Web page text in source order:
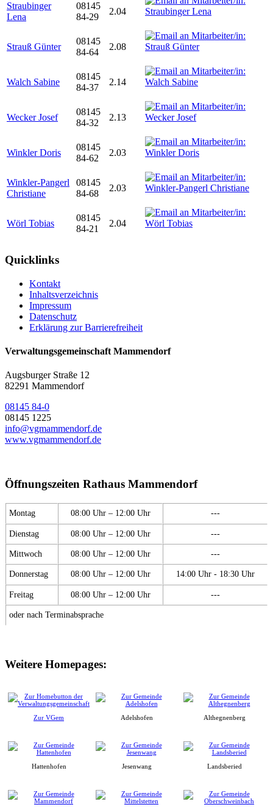
Straubinger
Lena
08145
84-29
2.04
Strauß Günter
08145
84-64
2.08
Walch Sabine
08145
84-37
2.14
Wecker Josef
08145
84-32
2.13
Winkler Doris
08145
84-62
2.03
Winkler-Pangerl
Christiane
08145
84-68
2.03
Wörl Tobias
08145
84-21
2.04
Quicklinks
Kontakt
Inhaltsverzeichnis
Impressum
Datenschutz
Erklärung zur Barrierefreiheit
Verwaltungsgemeinschaft Mammendorf
Augsburger Straße 12
82291 Mammendorf
08145 84-0
08145 1225
info@vgmammendorf.de
www.vgmammendorf.de
Öffnungszeiten Rathaus Mammendorf
Montag 08:00 Uhr – 12:00 Uhr ---
Dienstag 08:00 Uhr – 12:00 Uhr ---
Mittwoch 08:00 Uhr – 12:00 Uhr ---
Donnerstag 08:00 Uhr – 12:00 Uhr 14:00 Uhr - 18:30 Uhr
Freitag 08:00 Uhr – 12:00 Uhr ---
oder nach Terminabsprache
Weitere Homepages:
Zur VGem Adelshofen Althegnenberg
Hattenhofen Jesenwang Landsberied